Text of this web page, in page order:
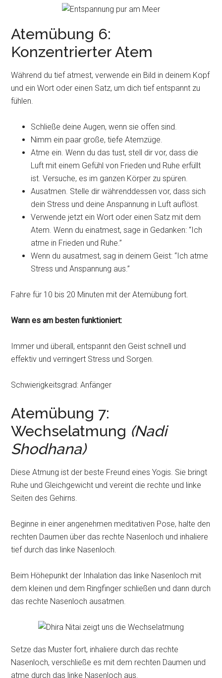
Atemübung 6:
Konzentrierter Atem
Während du tief atmest, verwende ein Bild in deinem Kopf
und ein Wort oder einen Satz, um dich tief entspannt zu
fühlen.
Schließe deine Augen, wenn sie offen sind.
Nimm ein paar große, tiefe Atemzüge.
Atme ein. Wenn du das tust, stell dir vor, dass die
Luft mit einem Gefühl von Frieden und Ruhe erfüllt
ist. Versuche, es im ganzen Körper zu spüren.
Ausatmen. Stelle dir währenddessen vor, dass sich
dein Stress und deine Anspannung in Luft auflöst.
Verwende jetzt ein Wort oder einen Satz mit dem
Atem. Wenn du einatmest, sage in Gedanken: “Ich
atme in Frieden und Ruhe.”
Wenn du ausatmest, sag in deinem Geist: “Ich atme
Stress und Anspannung aus.”
Fahre für 10 bis 20 Minuten mit der Atemübung fort.
Wann es am besten funktioniert:
Immer und überall, entspannt den Geist schnell und
effektiv und verringert Stress und Sorgen.
Schwierigkeitsgrad: Anfänger
Atemübung 7:
Wechselatmung (Nadi
Shodhana)
Diese Atmung ist der beste Freund eines Yogis. Sie bringt
Ruhe und Gleichgewicht und vereint die rechte und linke
Seiten des Gehirns.
Beginne in einer angenehmen meditativen Pose, halte den
rechten Daumen über das rechte Nasenloch und inhaliere
tief durch das linke Nasenloch.
Beim Höhepunkt der Inhalation das linke Nasenloch mit
dem kleinen und dem Ringfinger schließen und dann durch
das rechte Nasenloch ausatmen.
Setze das Muster fort, inhaliere durch das rechte
Nasenloch, verschließe es mit dem rechten Daumen und
atme durch das linke Nasenloch aus.